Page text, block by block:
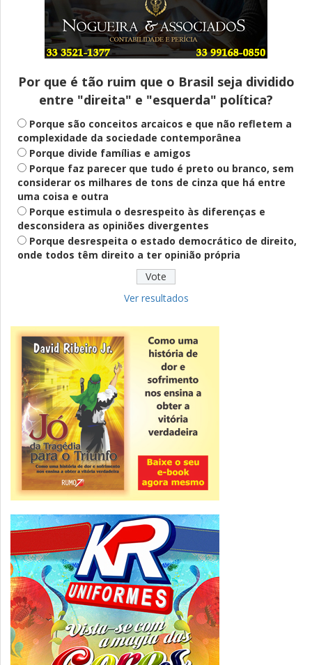
Entenda
Pix Pensão Alimentícia: entenda o que é
e como solicitar
Saúde Mental
Plataforma oferece escuta em saúde
mental para jovens no SUS Digital
Definido
PT lança Patrus Ananias como candidato
ao governo de Minas Gerais
Fies: pré-selecionados têm até terça
para complementar informações
Novidade
CNPJ alfanumérico começa a ser emitido
nesta sexta
ver todas »
Por que é tão ruim que o Brasil seja dividido
entre "direita" e "esquerda" política?
Porque são conceitos arcaicos e que não refletem a
complexidade da sociedade contemporânea
Porque divide famílias e amigos
Porque faz parecer que tudo é preto ou branco, sem
considerar os milhares de tons de cinza que há entre
uma coisa e outra
Porque estimula o desrespeito às diferenças e
desconsidera as opiniões divergentes
Porque desrespeita o estado democrático de direito,
onde todos têm direito a ter opinião própria
Ver resultados